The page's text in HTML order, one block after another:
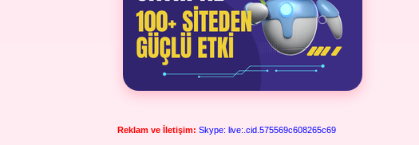
Reklam ve İletişim: Skype: live:.cid.575569c608265c69